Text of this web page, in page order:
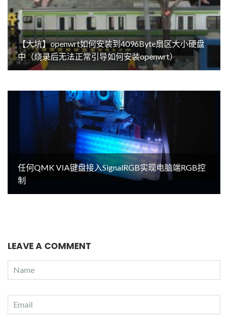
【大坑】openwrt如何安装到4096Byte扇区大小硬盘
中（烧录后无法正常引导如何安装openwrt）
任何QMK VIA键盘接入SignalRGB实现电脑端RGB控
制
LEAVE A COMMENT